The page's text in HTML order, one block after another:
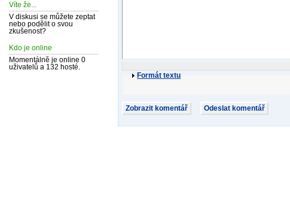
Víte že...
V diskusi se můžete zeptat
nebo podělit o svou
zkušenost?
Kdo je online
Momentálně je online 0
uživatelů a 132 hosté.
Formát textu